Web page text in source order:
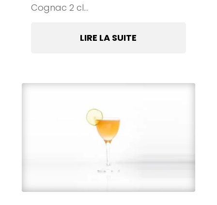
Cognac 2 cl...
LIRE LA SUITE